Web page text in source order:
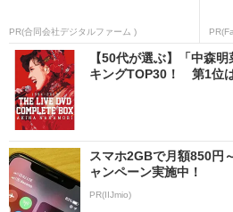
PR(合同会社デジタルファーム )
【50代が選ぶ】「中森
キングTOP30！ 第1位
スマホ2GBで月額850円
ャンペーン実施中！
PR(IIJmio)